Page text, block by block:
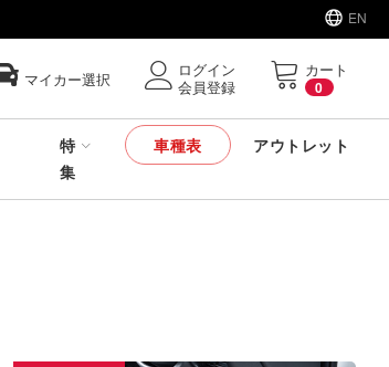
EN
カート
0
ログイン
会員登録
マイカー選択
特
集
車種表 アウトレット